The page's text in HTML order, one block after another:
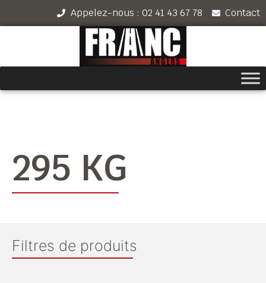
Appelez-nous : 02 41 43 67 78 Contact
295 KG
Filtres de produits